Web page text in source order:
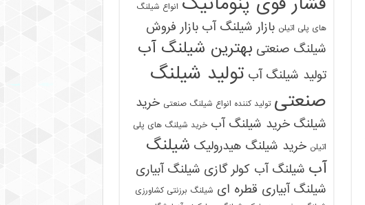
انواع شیلنگ
های پلی اتیلن بازار شیلنگ آب بازار فروش
شیلنگ صنعتی بهترین شیلنگ آب
تولید شیلنگ آب تولید شیلنگ
صنعتی تولید کننده انواع شیلنگ صنعتی خرید
شیلنگ خرید شیلنگ آب خرید شیلنگ های پلی
اتیلن خرید شیلنگ هیدرولیک شیلنگ
آب شیلنگ آب کولر گازی شیلنگ آبیاری
شیلنگ آبیاری قطره ای شیلنگ برزنتی کشاورزی